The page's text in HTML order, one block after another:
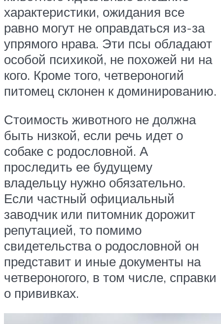
характеристики, ожидания все
равно могут не оправдаться из-за
упрямого нрава. Эти псы обладают
особой психикой, не похожей ни на
кого. Кроме того, четвероногий
питомец склонен к доминированию.
Стоимость животного не должна
быть низкой, если речь идет о
собаке с родословной. А
проследить ее будущему
владельцу нужно обязательно.
Если частный официальный
заводчик или питомник дорожит
репутацией, то помимо
свидетельства о родословной он
представит и иные документы на
четвероногого, в том числе, справки
о прививках.